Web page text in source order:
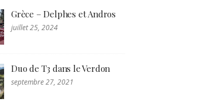
Grèce – Delphes et Andros
juillet 25, 2024
Duo de T3 dans le Verdon
septembre 27, 2021